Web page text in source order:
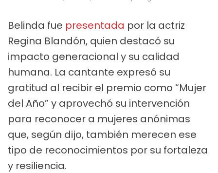
Belinda fue presentada por la actriz
Regina Blandón, quien destacó su
impacto generacional y su calidad
humana. La cantante expresó su
gratitud al recibir el premio como “Mujer
del Año” y aprovechó su intervención
para reconocer a mujeres anónimas
que, según dijo, también merecen ese
tipo de reconocimientos por su fortaleza
y resiliencia.